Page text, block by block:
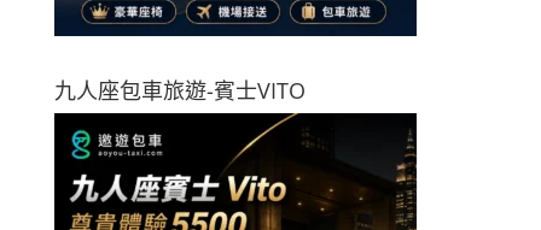
九人座包車旅遊-賓士VITO